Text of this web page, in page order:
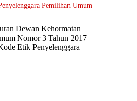
Pemilihan Umum
Dewan Kehormatan
Nomor 3 Tahun 2017
Etik Penyelenggara